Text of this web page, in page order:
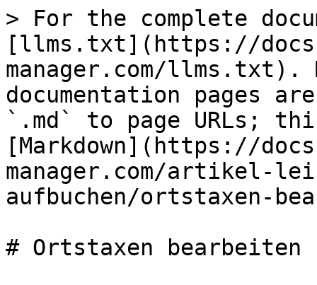
> For the complete
[llms.txt](https://
manager.com/llms.txt).
documentation pages
`.md` to page URLs;
[Markdown](https://
manager.com/artikel-
aufbuchen/ortstaxen-
# Ortstaxen bearbeiten